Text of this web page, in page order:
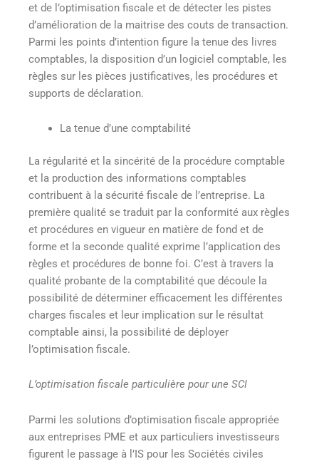
et de l’optimisation fiscale et de détecter les pistes
d’amélioration de la maitrise des couts de transaction.
Parmi les points d’intention figure la tenue des livres
comptables, la disposition d’un logiciel comptable, les
règles sur les pièces justificatives, les procédures et
supports de déclaration.
La tenue d’une comptabilité
La régularité et la sincérité de la procédure comptable
et la production des informations comptables
contribuent à la sécurité fiscale de l’entreprise. La
première qualité se traduit par la conformité aux règles
et procédures en vigueur en matière de fond et de
forme et la seconde qualité exprime l’application des
règles et procédures de bonne foi. C’est à travers la
qualité probante de la comptabilité que découle la
possibilité de déterminer efficacement les différentes
charges fiscales et leur implication sur le résultat
comptable ainsi, la possibilité de déployer
l’optimisation fiscale.
L’optimisation fiscale particulière pour une SCI
Parmi les solutions d’optimisation fiscale appropriée
aux entreprises PME et aux particuliers investisseurs
figurent le passage à l’IS pour les Sociétés civiles